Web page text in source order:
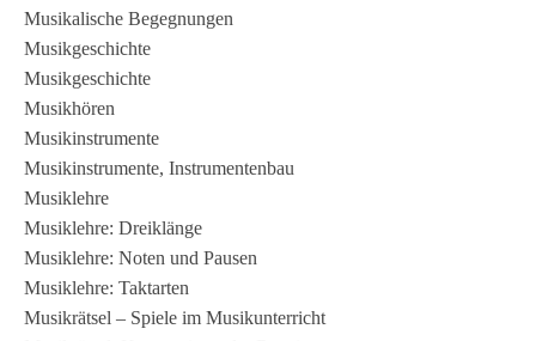
Musikalische Begegnungen
Musikgeschichte
Musikgeschichte
Musikhören
Musikinstrumente
Musikinstrumente, Instrumentenbau
Musiklehre
Musiklehre: Dreiklänge
Musiklehre: Noten und Pausen
Musiklehre: Taktarten
Musikrätsel – Spiele im Musikunterricht